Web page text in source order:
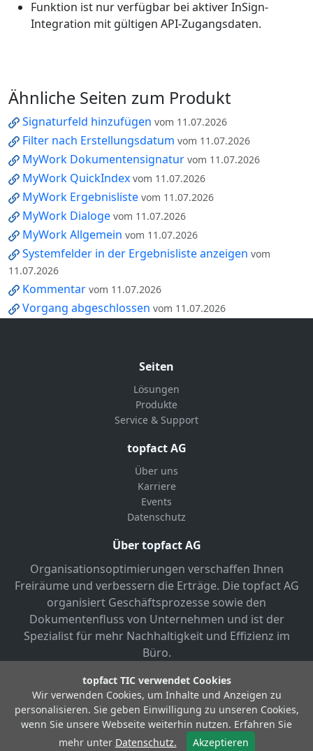
Funktion ist nur verfügbar bei aktiver InSign-
Integration mit gültigen API-Zugangsdaten.
Ähnliche Seiten zum Produkt
Signaturfeld hinzufügen vom 11.07.2026
Filter nach Erstellungsdatum vom 11.07.2026
MyWork Dokumentensignatur vom 11.07.2026
MyWork QuickIndex vom 11.07.2026
MyWork Ergebnisliste vom 11.07.2026
MyWork Dialoge vom 11.07.2026
MyWork Allgemein vom 11.07.2026
Systemfelder in der Ergebnisliste anzeigen vom
11.07.2026
Kommentar vom 11.07.2026
Vorgang abgeschlossen vom 11.07.2026
Seiten
Lösungen
Produkte
Service & Support
topfact AG
Über uns
Karriere
Events
Datenschutz
Über topfact AG
Organisationsoptimierungen verschaffen Ihnen
Freiräume und verbessern die Erträge. Die topfact AG
organisiert Geschäftsprozesse sowie den
Dokumentenfluss von Unternehmen und ist der
Spezialist für mehr Nachhaltigkeit und Effizienz im
Büro.
© Copyright 2026 topfact AG
topfact TIC verwendet Cookies
Wir verwenden Cookies, um Inhalte und Anzeigen zu
personalisieren. Sie geben Einwilligung zu unseren Cookies,
wenn Sie unsere Webseite weiterhin nutzen. Erfahren Sie
mehr unter Datenschutz. Akzeptieren